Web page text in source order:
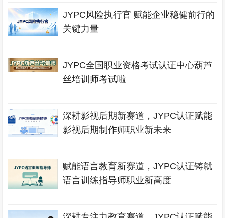
JYPC风险执行官 赋能企业稳健前行的
关键力量
JYPC全国职业资格考试认证中心葫芦
丝培训师考试啦
深耕影视后期新赛道，JYPC认证赋能
影视后期制作师职业新未来
赋能语言教育新赛道，JYPC认证铸就
语言训练指导师职业新高度